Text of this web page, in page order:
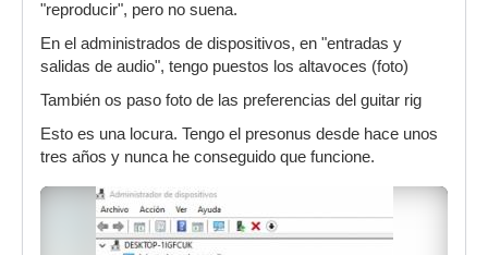
"reproducir", pero no suena.
En el administrados de dispositivos, en "entradas y
salidas de audio", tengo puestos los altavoces (foto)
También os paso foto de las preferencias del guitar rig
Esto es una locura. Tengo el presonus desde hace unos
tres años y nunca he conseguido que funcione.